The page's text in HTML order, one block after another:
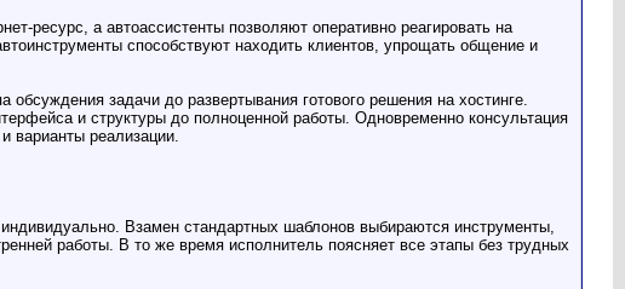
ресурс, а автоассистенты позволяют оперативно реагировать на
способствуют находить клиентов, упрощать общение и
задачи до развертывания готового решения на хостинге.
и структуры до полноценной работы. Одновременно консультация
варианты реализации.
Взамен стандартных шаблонов выбираются инструменты,
работы. В то же время исполнитель поясняет все этапы без трудных